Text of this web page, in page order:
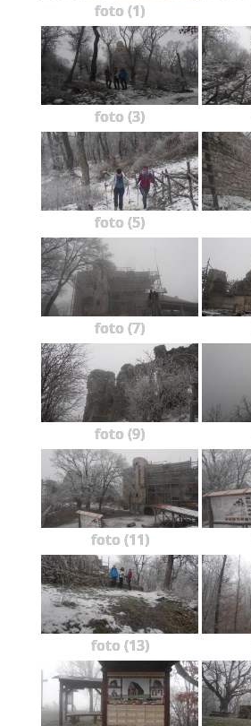
foto (1)
foto (3)
foto (5)
foto (7)
foto (9)
foto (11)
foto (13)